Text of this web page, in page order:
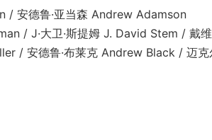
德鲁·亚当森 Andrew Adamson
J·大卫·斯提姆 J. David Stem / 戴维
/ 安德鲁·布莱克 Andrew Black / 迈克